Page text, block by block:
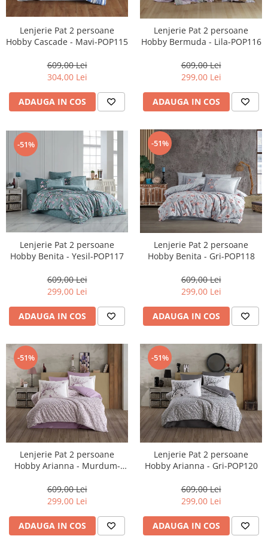
Lenjerie Pat 2 persoane
Hobby Cascade - Mavi-POP115
609,00 Lei
304,00 Lei
ADAUGA IN COS
Lenjerie Pat 2 persoane
Hobby Bermuda - Lila-POP116
609,00 Lei
299,00 Lei
ADAUGA IN COS
-51%
Lenjerie Pat 2 persoane
Hobby Benita - Yesil-POP117
609,00 Lei
299,00 Lei
ADAUGA IN COS
-51%
Lenjerie Pat 2 persoane
Hobby Benita - Gri-POP118
609,00 Lei
299,00 Lei
ADAUGA IN COS
-51%
Lenjerie Pat 2 persoane
Hobby Arianna - Murdum-
609,00 Lei
299,00 Lei
ADAUGA IN COS
-51%
Lenjerie Pat 2 persoane
Hobby Arianna - Gri-POP120
609,00 Lei
299,00 Lei
ADAUGA IN COS